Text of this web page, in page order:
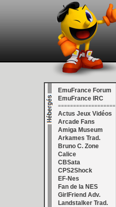
EmuFrance Forum
EmuFrance IRC
===================
Actus Jeux Vidéos
Arcade Fans
Amiga Museum
Arkames Trad.
Bruno C. Zone
Calice
CBSata
CPS2Shock
EF-Nes
Fan de la NES
GirlFriend Adv.
Landstalker Trad.